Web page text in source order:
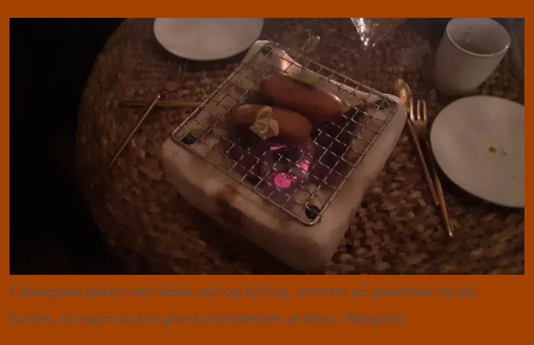
Chiangmai pølser med både and og kylling, serveret på glødende kul på
bordet, så røgen kunne give fornemmelsen af bilos i Bangkok.